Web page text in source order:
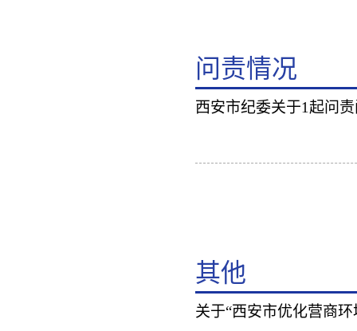
问责情况
西安市纪委关于1起问
其他
关于“西安市优化营商